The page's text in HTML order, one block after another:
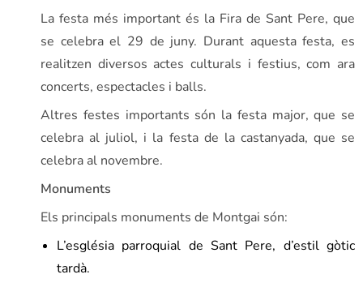
La festa més important és la Fira de Sant Pere, que
se celebra el 29 de juny. Durant aquesta festa, es
realitzen diversos actes culturals i festius, com ara
concerts, espectacles i balls.
Altres festes importants són la festa major, que se
celebra al juliol, i la festa de la castanyada, que se
celebra al novembre.
Monuments
Els principals monuments de Montgai són:
L’església parroquial de Sant Pere, d’estil gòtic
tardà.